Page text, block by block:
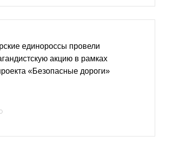
единороссы провели
акцию в рамках
«Безопасные дороги»